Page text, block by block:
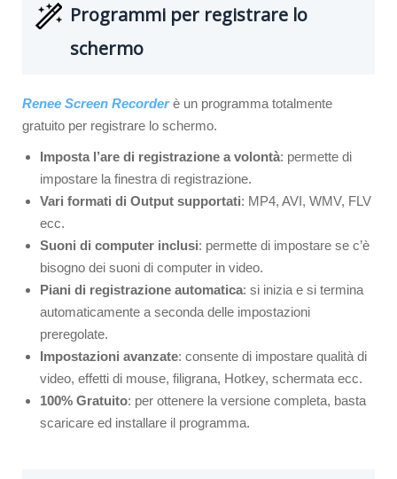
Programmi per registrare lo
schermo
Renee Screen Recorder è un programma totalmente
gratuito per registrare lo schermo.
Imposta l’are di registrazione a volontà: permette di
impostare la finestra di registrazione.
Vari formati di Output supportati: MP4, AVI, WMV, FLV
ecc.
Suoni di computer inclusi: permette di impostare se c’è
bisogno dei suoni di computer in video.
Piani di registrazione automatica: si inizia e si termina
automaticamente a seconda delle impostazioni
preregolate.
Impostazioni avanzate: consente di impostare qualità di
video, effetti di mouse, filigrana, Hotkey, schermata ecc.
100% Gratuito: per ottenere la versione completa, basta
scaricare ed installare il programma.